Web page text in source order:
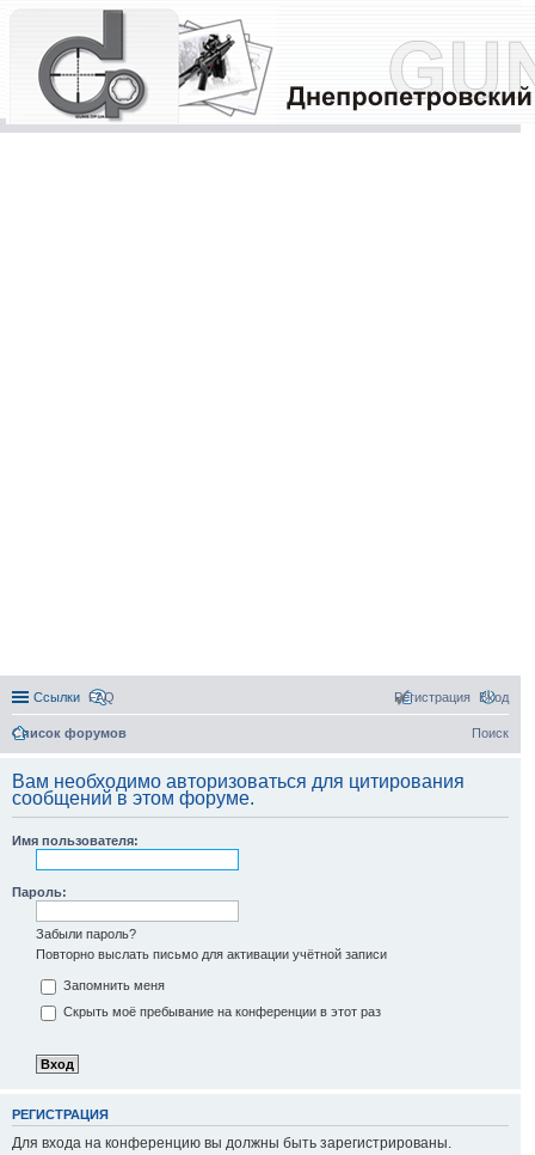
Ссылки FAQ Вход
Регистрация
Список форумов Поиск
Вам необходимо авторизоваться для цитирования
сообщений в этом форуме.
Имя пользователя:
Пароль:
Забыли пароль?
Повторно выслать письмо для активации учётной записи
Запомнить меня
Скрыть моё пребывание на конференции в этот раз
РЕГИСТРАЦИЯ
Для входа на конференцию вы должны быть зарегистрированы.